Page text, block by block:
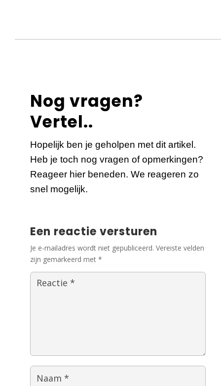
Nog vragen?
Vertel..
Hopelijk ben je geholpen met dit artikel.
Heb je toch nog vragen of opmerkingen?
Reageer hier beneden. We reageren zo
snel mogelijk.
Een reactie versturen
Je e-mailadres wordt niet gepubliceerd. Vereiste velden
zijn gemarkeerd met*